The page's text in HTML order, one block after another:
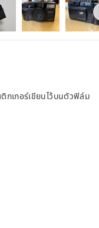
กเกอร์เขียนไว้บนตัวฟิล์ม